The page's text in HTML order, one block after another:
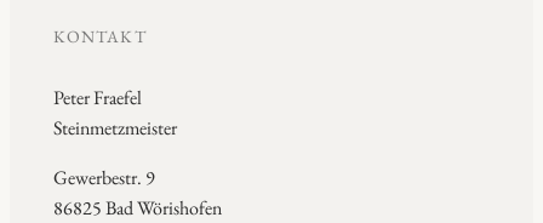
KONTAKT
Peter Fraefel
Steinmetzmeister
Gewerbestr. 9
86825 Bad Wörishofen